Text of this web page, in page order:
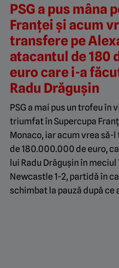
PSG a pus mâna
Franței şi acum
transfere pe
atacantul de 180
euro care i-a
Radu Drăguşin
PSG a mai pus un trofeu în
triumfat în Supercupa
Monaco, iar acum vrea
de 180.000.000 de euro,
lui Radu Drăguşin în meciul
Newcastle 1-2, partidă în
schimbat la pauză după ce